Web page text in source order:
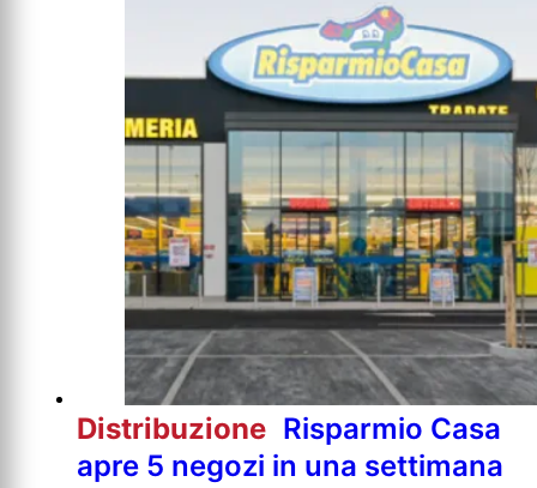
Distribuzione Risparmio Casa
apre 5 negozi in una settimana